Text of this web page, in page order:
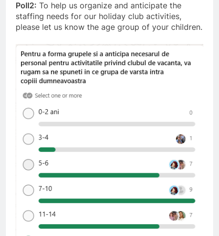
Poll2: To help us organize and anticipate the
staffing needs for our holiday club activities,
please let us know the age group of your children.